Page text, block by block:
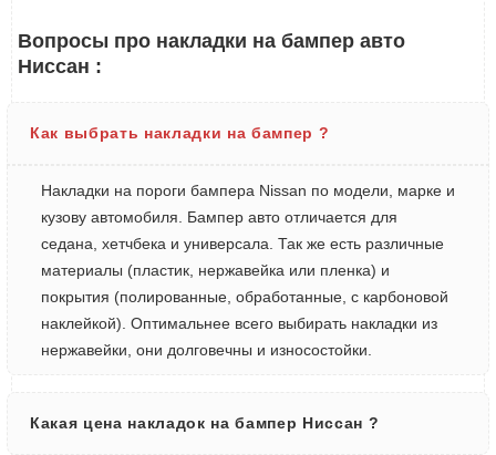
Вопросы про накладки на бампер авто
Ниссан :
Как выбрать накладки на бампер ?
Накладки на пороги бампера Nissan по модели, марке и
кузову автомобиля. Бампер авто отличается для
седана, хетчбека и универсала. Так же есть различные
материалы (пластик, нержавейка или пленка) и
покрытия (полированные, обработанные, с карбоновой
наклейкой). Оптимальнее всего выбирать накладки из
нержавейки, они долговечны и износостойки.
Какая цена накладок на бампер Ниссан ?